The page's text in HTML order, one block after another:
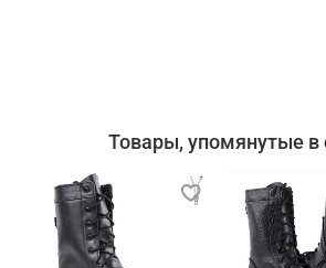
Товары, упомянутые в